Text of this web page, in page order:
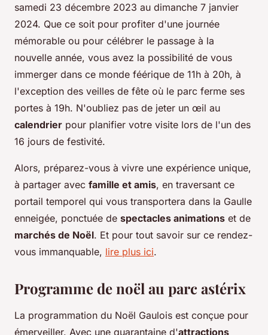
samedi 23 décembre 2023 au dimanche 7 janvier
2024. Que ce soit pour profiter d'une journée
mémorable ou pour célébrer le passage à la
nouvelle année, vous avez la possibilité de vous
immerger dans ce monde féérique de 11h à 20h, à
l'exception des veilles de fête où le parc ferme ses
portes à 19h. N'oubliez pas de jeter un œil au
calendrier pour planifier votre visite lors de l'un des
16 jours de festivité.
Alors, préparez-vous à vivre une expérience unique,
à partager avec famille et amis, en traversant ce
portail temporel qui vous transportera dans la Gaulle
enneigée, ponctuée de spectacles animations et de
marchés de Noël. Et pour tout savoir sur ce rendez-
vous immanquable, lire plus ici.
Programme de noël au parc astérix
La programmation du Noël Gaulois est conçue pour
émerveiller. Avec une quarantaine d'attractions